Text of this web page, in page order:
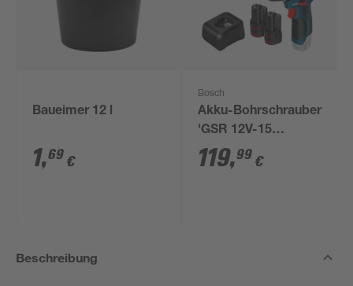
Baueimer 12 l
1,69 €
Bosch
Akku-Bohrschrauber
'GSR 12V-15
Professional' mit 2
Akkus, Tasche und
119,99 €
Beschreibung